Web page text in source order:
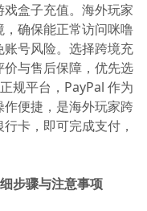
盒子充值。海外玩家
确保能正常访问咪噜
号风险。选择跨境充
与售后保障，优先选
规平台，PayPal 作为
便捷，是海外玩家跨
卡，即可完成支付，
步骤与注意事项